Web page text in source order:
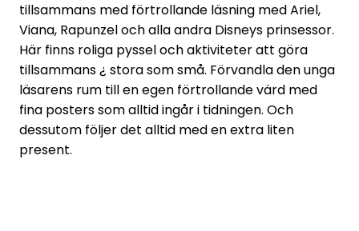
tillsammans med förtrollande läsning med Ariel,
Viana, Rapunzel och alla andra Disneys prinsessor.
Här finns roliga pyssel och aktiviteter att göra
tillsammans ¿ stora som små. Förvandla den unga
läsarens rum till en egen förtrollande värd med
fina posters som alltid ingår i tidningen. Och
dessutom följer det alltid med en extra liten
present.